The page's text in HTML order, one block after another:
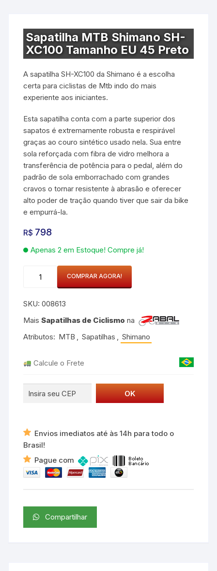
Sapatilha MTB Shimano SH-
XC100 Tamanho EU 45 Preto
A sapatilha SH-XC100 da Shimano é a escolha
certa para ciclistas de Mtb indo do mais
experiente aos iniciantes.
Esta sapatilha conta com a parte superior dos
sapatos é extremamente robusta e respirável
graças ao couro sintético usado nela. Sua entre
sola reforçada com fibra de vidro melhora a
transferência de potência para o pedal, além do
padrão de sola emborrachado com grandes
cravos o tornar resistente à abrasão e oferecer
alto poder de tração quando tiver que sair da bike
e empurrá-la.
R$ 798
Apenas 2 em Estoque! Compre já!
SH-
XC100
EU
Preto
COMPRAR AGORA!
SKU:008613
MaisSapatilhas de Ciclismo na
Atributos: MTB , Sapatilhas , Shimano
Calcule o Frete
Envios imediatos até às 14h para todo o
Brasil!
Pague com
Compartilhar